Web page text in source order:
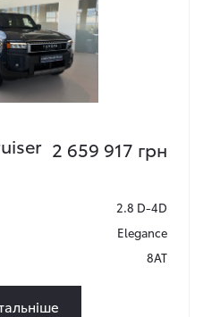
2 659 917 грн
2.8 D-4D
Elegance
8AT